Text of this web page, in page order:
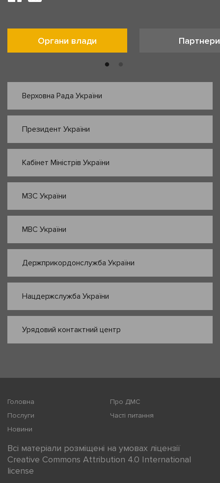
Органи влади Партнери
Верховна Рада України
Президент України
Кабінет Міністрів України
МЗС України
МВС України
Держприкордонслужба України
Нацдержслужба України
Урядовий контактний центр
Головна
Про ДМС
Послуги
Часті питання
Новини
Всі матеріали розміщені на умовах ліцензії
Creative Commons Attribution 4.0 International
license